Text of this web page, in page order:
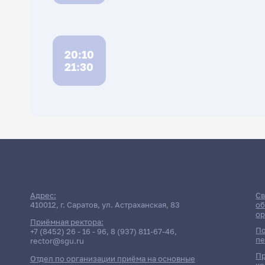
20:10
21:30
Адрес:
410012, г. Саратов, ул. Астраханская, 83
Приёмная ректора:
+7 (8452) 26 - 16 - 96, 8 (937) 811-67-46,
rector@sgu.ru
Отдел по организации приёма на основные